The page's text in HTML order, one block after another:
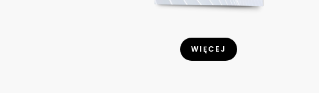
WIĘCEJ